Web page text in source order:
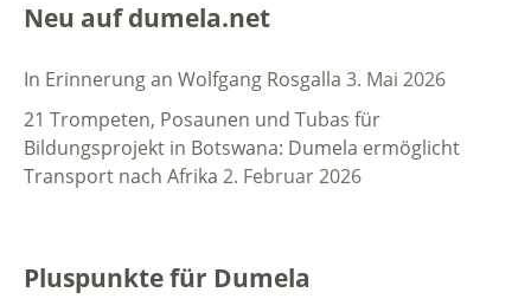
Neu auf dumela.net
In Erinnerung an Wolfgang Rosgalla 3. Mai 2026
21 Trompeten, Posaunen und Tubas für
Bildungsprojekt in Botswana: Dumela ermöglicht
Transport nach Afrika 2. Februar 2026
Pluspunkte für Dumela